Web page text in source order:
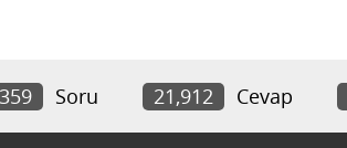
Soru 21,912 Cevap